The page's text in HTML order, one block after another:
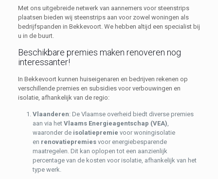
Met ons uitgebreide netwerk van aannemers voor steenstrips
plaatsen bieden wij steenstrips aan voor zowel woningen als
bedrijfspanden in Bekkevoort. We hebben altijd een specialist bij
u in de buurt.
Beschikbare premies maken renoveren nog
interessanter!
In Bekkevoort kunnen huiseigenaren en bedrijven rekenen op
verschillende premies en subsidies voor verbouwingen en
isolatie, afhankelijk van de regio:
Vlaanderen: De Vlaamse overheid biedt diverse premies
aan via het Vlaams Energieagentschap (VEA),
waaronder de isolatiepremie voor woningisolatie
en renovatiepremiesvoor energiebesparende
maatregelen. Dit kan oplopen tot een aanzienlijk
percentage van de kosten voor isolatie, afhankelijk van het
type werk.